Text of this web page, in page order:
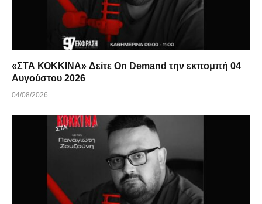
«ΣΤΑ ΚΟΚΚΙΝΑ» Δείτε On Demand την εκπομπή 04
Αυγούστου 2026
04/08/2026